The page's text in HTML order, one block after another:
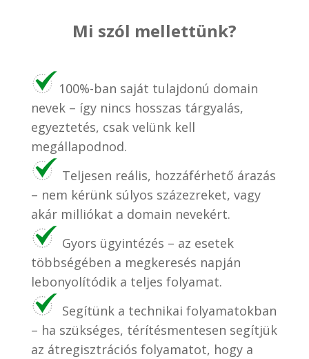
Mi szól mellettünk?
100%-ban saját tulajdonú domain
nevek – így nincs hosszas tárgyalás,
egyeztetés, csak velünk kell
megállapodnod.
Teljesen reális, hozzáférhető árazás
– nem kérünk súlyos százezreket, vagy
akár milliókat a domain nevekért.
Gyors ügyintézés – az esetek
többségében a megkeresés napján
lebonyolítódik a teljes folyamat.
Segítünk a technikai folyamatokban
– ha szükséges, térítésmentesen segítjük
az átregisztrációs folyamatot, hogy a